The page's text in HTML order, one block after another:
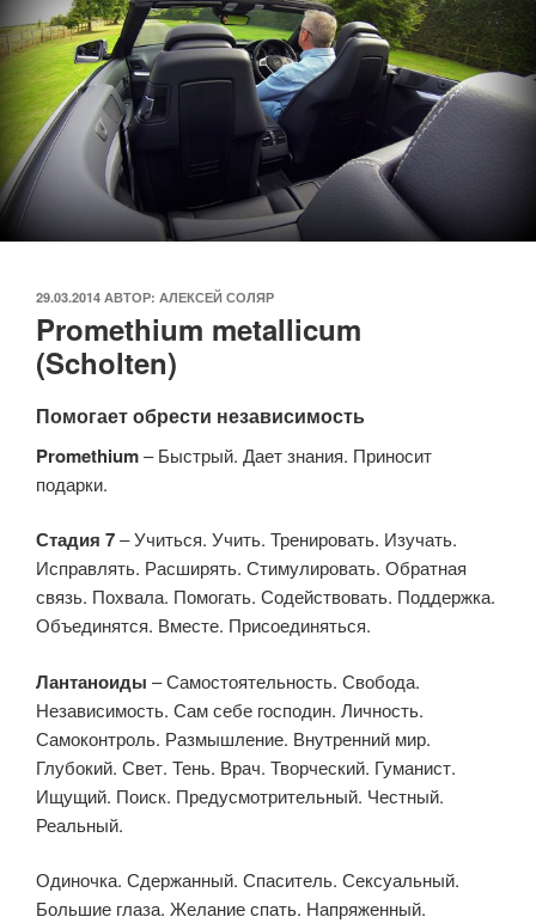
ОПУБЛИКОВАНО
29.03.2014 АВТОР: АЛЕКСЕЙ СОЛЯР
Promethium metallicum
(Scholten)
Помогает обрести независимость
Promethium– Быстрый. Дает знания. Приносит
подарки.
Стадия 7– Учиться. Учить. Тренировать. Изучать.
Исправлять. Расширять. Стимулировать. Обратная
связь. Похвала. Помогать. Содействовать. Поддержка.
Объединятся. Вместе. Присоединяться.
Лантаноиды – Самостоятельность. Свобода.
Независимость. Сам себе господин. Личность.
Самоконтроль. Размышление. Внутренний мир.
Глубокий. Свет. Тень. Врач. Творческий. Гуманист.
Ищущий. Поиск. Предусмотрительный. Честный.
Реальный.
Одиночка. Сдержанный. Спаситель. Сексуальный.
Большие глаза. Желание спать. Напряженный.